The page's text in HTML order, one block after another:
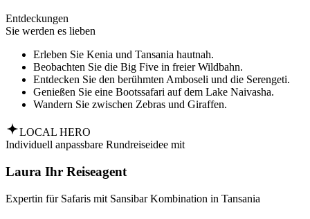
Entdeckungen
Sie werden es lieben
Erleben Sie Kenia und Tansania hautnah.
Beobachten Sie die Big Five in freier Wildbahn.
Entdecken Sie den berühmten Amboseli und die Serengeti.
Genießen Sie eine Bootssafari auf dem Lake Naivasha.
Wandern Sie zwischen Zebras und Giraffen.
LOCAL HERO
Individuell anpassbare Rundreiseidee mit
Laura Ihr Reiseagent
Expertin für Safaris mit Sansibar Kombination in Tansania